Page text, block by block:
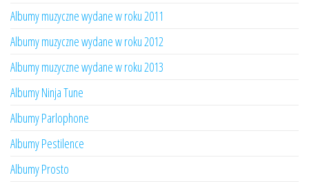
Albumy muzyczne wydane w roku 2011
Albumy muzyczne wydane w roku 2012
Albumy muzyczne wydane w roku 2013
Albumy Ninja Tune
Albumy Parlophone
Albumy Pestilence
Albumy Prosto